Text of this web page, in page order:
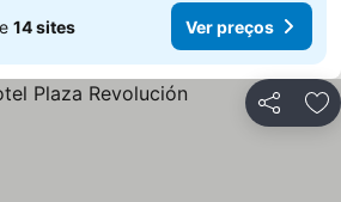
14 sites Ver preços
Partilhar